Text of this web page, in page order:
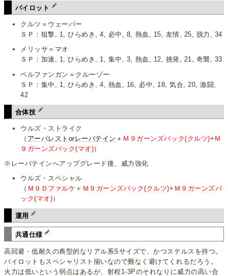
パイロット
クルツ＝ウェーバー
ＳＰ：狙撃, 1, ひらめき, 4, 必中, 8, 熱血, 15, 友情, 25, 脱力, 34
メリッサ＝マオ
ＳＰ：加速, 1, ひらめき, 1, 集中, 3, 熱血, 12, 挑発, 21, 奇襲, 33
ベルファンガン＝クルーゾー
ＳＰ：集中, 1, ひらめき, 4, 熱血, 16, 必中, 18, 気合, 20, 激闘,
42
合体技
ウルズ・ストライク
（ アーバレストorレーバテイン ＋ Ｍ９ガーンズバック(クルツ)+ Ｍ
９ガーンズバック(マオ)）
※レーバテインへアップグレード後、威力強化
ウルズ・スペシャル
（ Ｍ９Ｄファルケ ＋ Ｍ９ガーンズバック(クルツ)+ Ｍ９ガーンズバ
ック(マオ)）
運用
共通仕様
高回避・低耐久の典型的なリアル系Sサイズで、かつステルスを持つ。
パイロットもスペシャリスト揃いなので難なく避けてくれるだろう。
火力は低いという弱点はあるが、射程1-3Pのそれなりに威力の高い合